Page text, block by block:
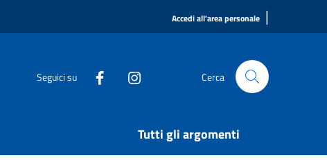
Accedi all'area personale |
Seguici su Cerca
Tutti gli argomenti